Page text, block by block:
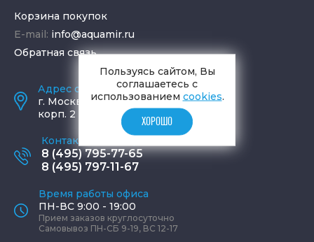
Корзина покупок
E-mail: info@aquamir.ru
Обратная связь
Адрес салона и склада
г. Москва ,ул. Шаболовка, д. 23,
корп. 2
Контактные телефоны
8 (495) 795-77-65
8 (495) 797-11-67
Время работы офиса
ПН-ВС 9:00 - 19:00
Прием заказов круглосуточно
Самовывоз ПН-СБ 9-19, ВС 12-17
Пользуясь сайтом, Вы
соглашаетесь с
использованием cookies.
ХОРОШО